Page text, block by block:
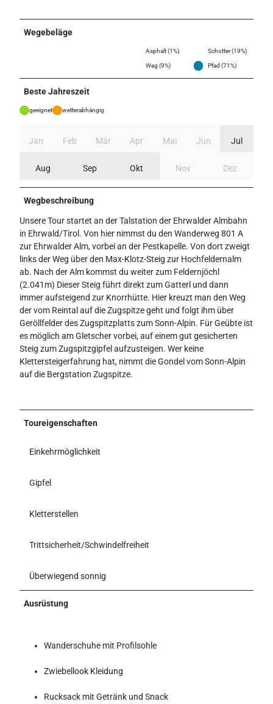
Wegebeläge
Asphalt (1%) Schotter (19%)
Weg (9%) Pfad (71%)
Beste Jahreszeit
geeignet wetterabhängig
Jan Feb Mär Apr Mai Jun Jul
Aug Sep Okt Nov Dez
Wegbeschreibung
Unsere Tour startet an der Talstation der Ehrwalder Almbahn
in Ehrwald/Tirol. Von hier nimmst du den Wanderweg 801 A
zur Ehrwalder Alm, vorbei an der Pestkapelle. Von dort zweigt
links der Weg über den Max-Klotz-Steig zur Hochfeldernalm
ab. Nach der Alm kommst du weiter zum Feldernjöchl
(2.041m) Dieser Steig führt direkt zum Gatterl und dann
immer aufsteigend zur Knorrhütte. Hier kreuzt man den Weg
der vom Reintal auf die Zugspitze geht und folgt ihm über
Geröllfelder des Zugspitzplatts zum Sonn-Alpin. Für Geübte ist
es möglich am Gletscher vorbei, auf einem gut gesicherten
Steig zum Zugspitzgipfel aufzusteigen. Wer keine
Klettersteigerfahrung hat, nimmt die Gondel vom Sonn-Alpin
auf die Bergstation Zugspitze.
Toureigenschaften
Einkehrmöglichkeit
Gipfel
Kletterstellen
Trittsicherheit/Schwindelfreiheit
Überwiegend sonnig
Ausrüstung
Wanderschuhe mit Profilsohle
Zwiebellook Kleidung
Rucksack mit Getränk und Snack